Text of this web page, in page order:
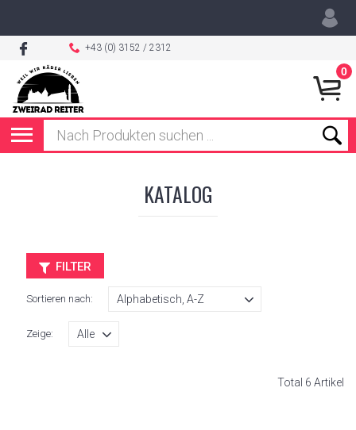
+43 (0) 3152 / 2312
0
KATALOG
FILTER
Sortieren nach:
Zeige:
Total 6 Artikel